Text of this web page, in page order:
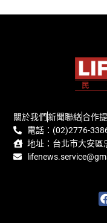
關於我們新聞聯絡合作
電話：(02)2776-
地址：台北市大安區